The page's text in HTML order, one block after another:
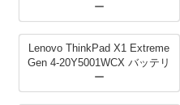
ー
Lenovo ThinkPad X1 Extreme
Gen 4-20Y5001WCX バッテリ
ー